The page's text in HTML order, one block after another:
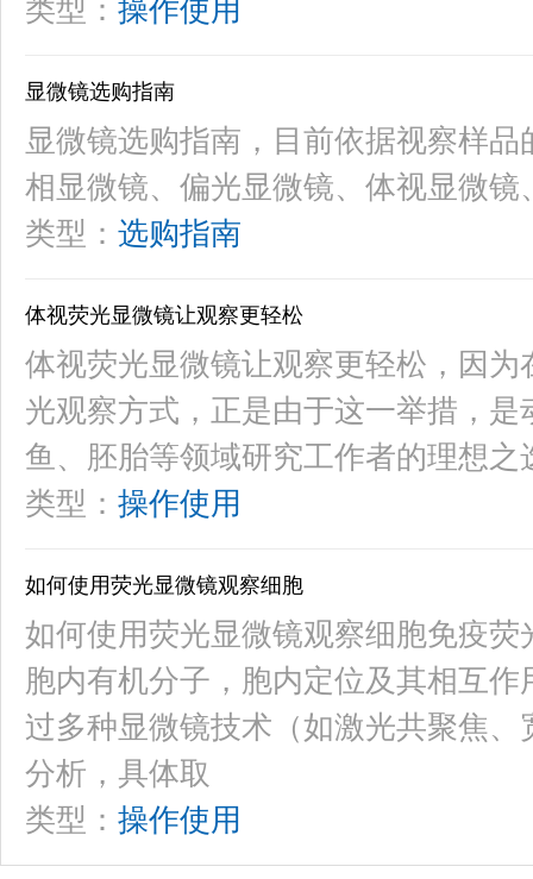
类型： 操作使用
显微镜选购指南
显微镜选购指南，目前依据视察样
相显微镜、偏光显微镜、体视显微
类型： 选购指南
体视荧光显微镜让观察更轻松
体视荧光显微镜让观察更轻松，因
光观察方式，正是由于这一举措，
鱼、胚胎等领域研究工作者的理想之
类型： 操作使用
如何使用荧光显微镜观察细胞
如何使用荧光显微镜观察细胞免疫
胞内有机分子，胞内定位及其相互
过多种显微镜技术（如激光共聚焦
分析，具体取
类型： 操作使用